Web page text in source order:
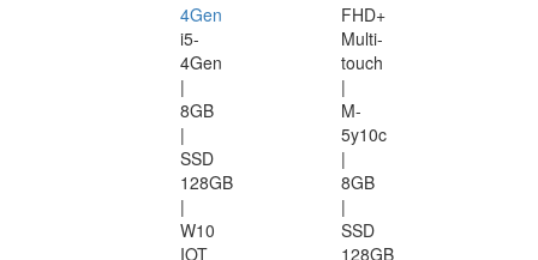
4Gen
i5-
4Gen
|
8GB
|
SSD
128GB
|
W10
IOT
FHD+
Multi-
touch
|
M-
5y10c
|
8GB
|
SSD
128GB